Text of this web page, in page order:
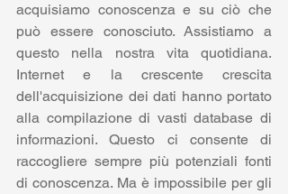
acquisiamo conoscenza e su ciò che
può essere conosciuto. Assistiamo a
questo nella nostra vita quotidiana.
Internet e la crescente crescita
dell'acquisizione dei dati hanno portato
alla compilazione di vasti database di
informazioni. Questo ci consente di
raccogliere sempre più potenziali fonti
di conoscenza. Ma è impossibile per gli